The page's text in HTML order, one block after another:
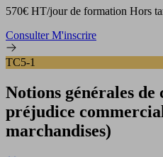
570€ HT/jour de formation Hors
ConsulterM'inscrire
TC5-1
Notions générales
préjudice
marchandises)